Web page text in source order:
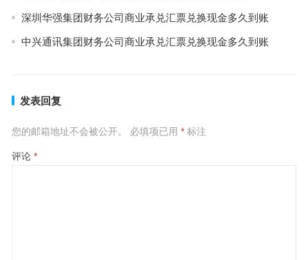
深圳华强集团财务公司商业承兑汇票兑换现金多久到账
中兴通讯集团财务公司商业承兑汇票兑换现金多久到账
发表回复
您的邮箱地址不会被公开。 必填项已用 *标注
评论 *